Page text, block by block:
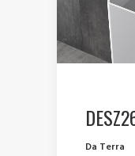
Da Terra